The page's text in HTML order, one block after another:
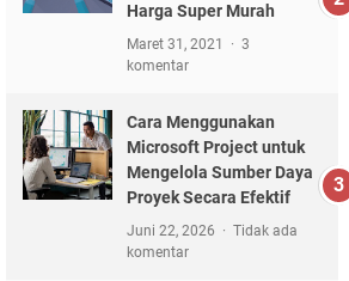
Harga Super Murah
Maret 31, 2021
3
komentar
Cara Menggunakan
Microsoft Project untuk
Mengelola Sumber Daya
Proyek Secara Efektif
Juni 22, 2026
Tidak ada
komentar